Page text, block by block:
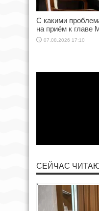
С какими
на приём к главе
07.08.2026 17:10
СЕЙЧАС